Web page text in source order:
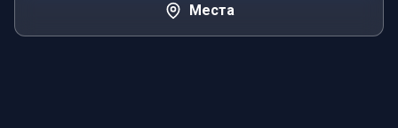
Места